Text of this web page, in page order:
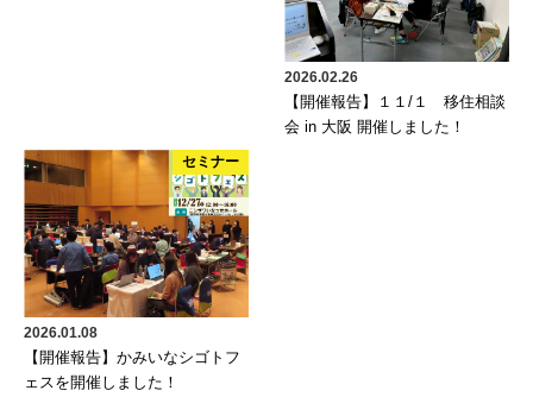
2026.02.26
【開催報告】１１/１ 移住相談
会 in 大阪 開催しました！
セミナー
2026.01.08
【開催報告】かみいなシゴトフ
ェスを開催しました！